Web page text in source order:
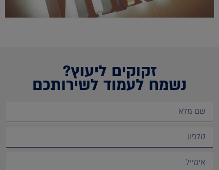
זקוקים ליעוץ?
נשמח לעמוד לשירותכם